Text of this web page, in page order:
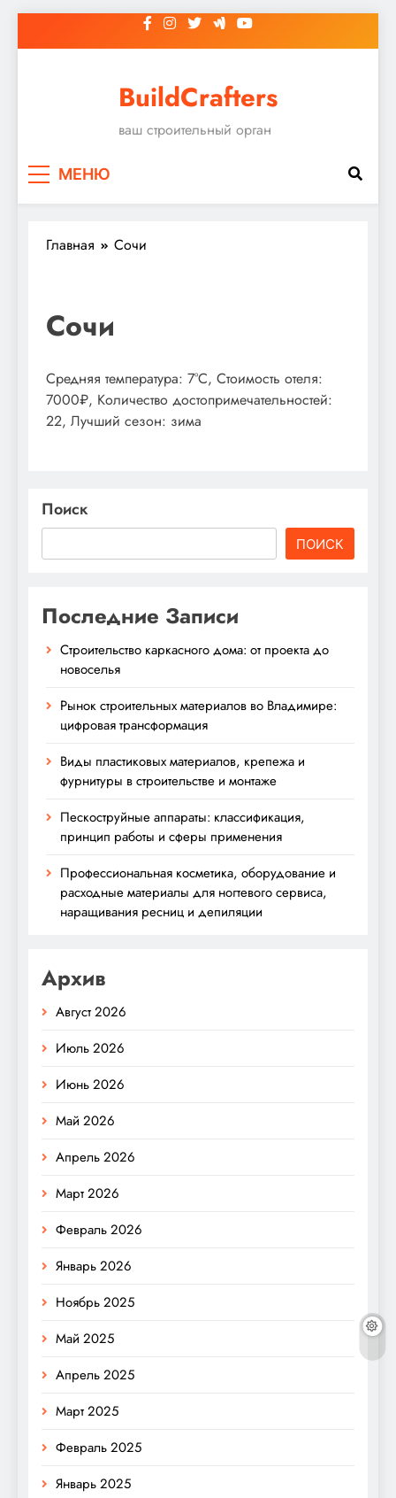
к
BuildCrafters
ваш строительный орган
МЕНЮ
Главная Сочи
Сочи
Средняя температура: 7°C, Стоимость отеля:
7000₽, Количество достопримечательностей:
22, Лучший сезон: зима
Поиск
ПОИСК
Последние Записи
Строительство каркасного дома: от проекта до
новоселья
Рынок строительных материалов во Владимире:
цифровая трансформация
Виды пластиковых материалов, крепежа и
фурнитуры в строительстве и монтаже
Пескоструйные аппараты: классификация,
принцип работы и сферы применения
Профессиональная косметика, оборудование и
расходные материалы для ногтевого сервиса,
наращивания ресниц и депиляции
Архив
Август 2026
Июль 2026
Июнь 2026
Май 2026
Апрель 2026
Март 2026
Февраль 2026
Январь 2026
Ноябрь 2025
Май 2025
Апрель 2025
Март 2025
Февраль 2025
Январь 2025